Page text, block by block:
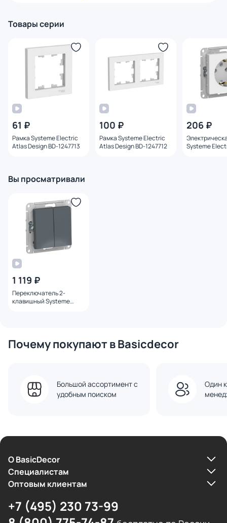
Товары серии
61 ₽
Рамка Systeme Electric
Atlas Design BD-1247713
100 ₽
Рамка Systeme Electric
Atlas Design BD-1247712
206 ₽
Systeme
Вы просматривали
1 119 ₽
Переключатель 2-
клавишный Systeme
Почему покупают в Basicdecor
Большой ассортимент с
удобным поиском
Один
О BasicDecor
Cпециалистам
Оптовым клиентам
+7 (495) 230 73-99